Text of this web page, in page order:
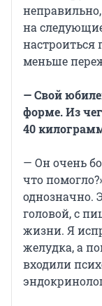
на
настроиться
меньше
— Свой
форме. Из
40
— Он очень
что
однозначно.
головой, с
жизни. Я
желудка, а
входили